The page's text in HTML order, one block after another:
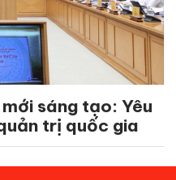
sáng tạo: Yêu
trị quốc gia